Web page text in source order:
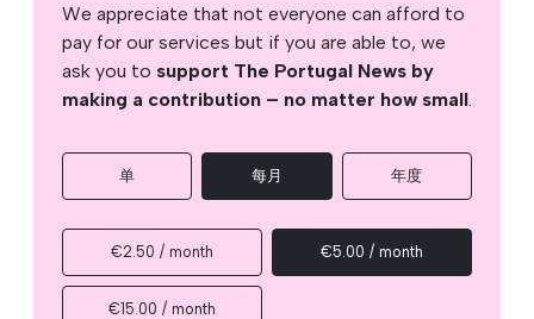
We appreciate that not everyone can afford to
pay for our services but if you are able to, we
ask you to support The Portugal News by
making a contribution – no matter how small.
单 每月 年度
€2.50 / month €5.00 / month
€15.00 / month